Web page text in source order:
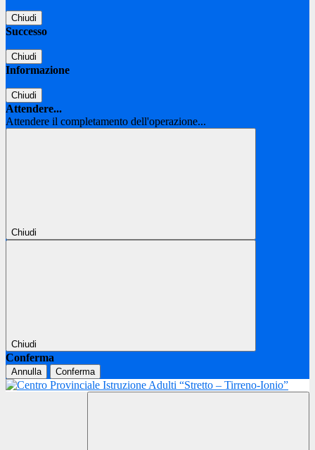
Chiudi
Successo
Chiudi
Informazione
Chiudi
Attendere...
Attendere il completamento dell'operazione...
Chiudi
Chiudi
Conferma
Annulla Conferma